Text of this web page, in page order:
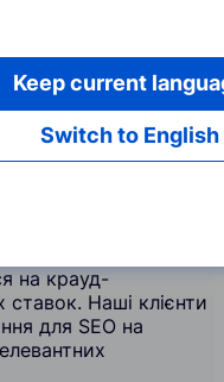
Послуги
Українська
у
на крауд-
ставок. Наші клієнти
для SEO на
Switch to English
Keep current